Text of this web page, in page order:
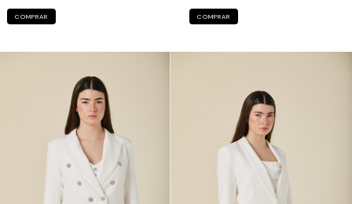
COMPRAR COMPRAR